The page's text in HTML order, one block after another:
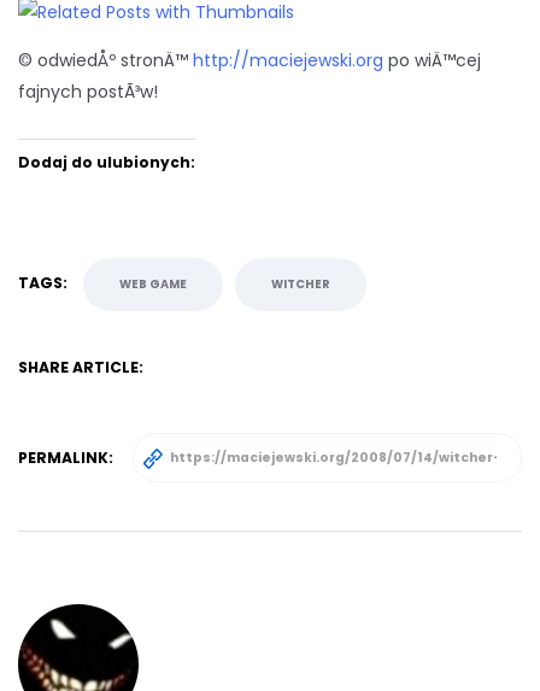
© odwiedÅº stronÄ™ http://maciejewski.org po wiÄ™cej
fajnych postÃ³w!
Dodaj do ulubionych:
TAGS: WEB GAME WITCHER
SHARE ARTICLE:
PERMALINK: